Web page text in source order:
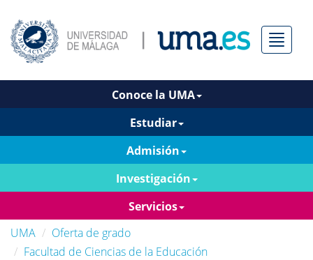
Menú
Conoce la UMA
Estudiar
Admisión
Investigación
Servicios
UMA
Oferta de grado
Facultad de Ciencias de la Educación